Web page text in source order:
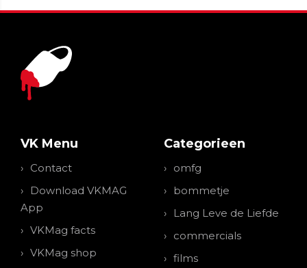
VK Menu
Contact
Download VKMAG
App
VKMag facts
VKMag shop
Categorieen
omfg
bommetje
Lang Leve de Liefde
commercials
films